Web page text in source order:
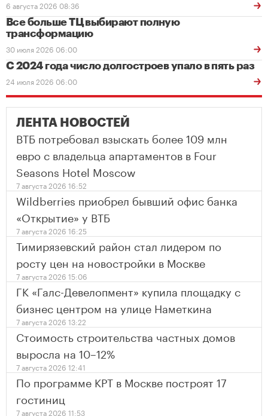
6 августа 2026 08:36
Все больше ТЦ выбирают полную
трансформацию
30 июля 2026 06:00
С 2024 года число долгостроев упало в пять раз
24 июля 2026 06:00
ЛЕНТА НОВОСТЕЙ
ВТБ потребовал взыскать более 109 млн
евро с владельца апартаментов в Four
Seasons Hotel Moscow
7 августа 2026 16:52
Wildberries приобрел бывший офис банка
«Открытие» у ВТБ
7 августа 2026 16:25
Тимирязевский район стал лидером по
росту цен на новостройки в Москве
7 августа 2026 15:06
ГК «Галс-Девелопмент» купила площадку с
бизнес центром на улице Наметкина
7 августа 2026 13:22
Стоимость строительства частных домов
выросла на 10–12%
7 августа 2026 12:41
По программе КРТ в Москве построят 17
гостиниц
7 августа 2026 11:53